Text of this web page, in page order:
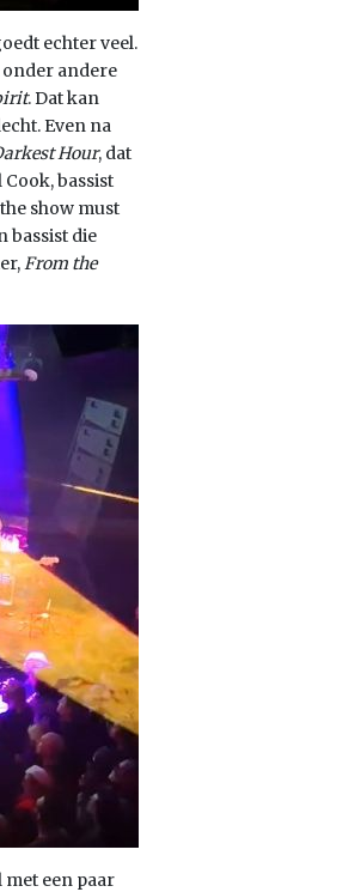
echter veel.
onder andere
. Dat kan
Even na
Hour, dat
bassist
show must
bassist die
From the
een paar